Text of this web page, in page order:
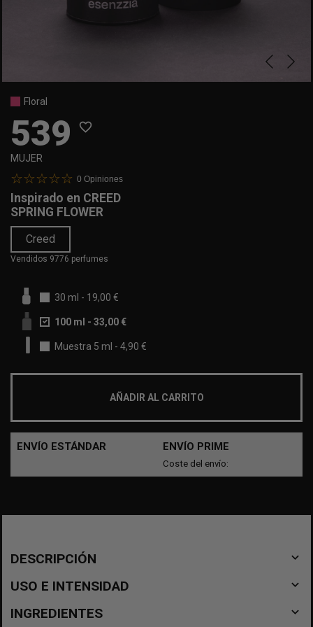
Floral
539 favorite_border
MUJER
0 Opiniones
Inspirado en CREED
SPRING FLOWER
Creed
Vendidos 9776 perfumes
30 ml - 19,00 €
100 ml - 33,00 €
Muestra 5 ml - 4,90 €
AÑADIR AL CARRITO
ENVÍO ESTÁNDAR ENVÍO PRIME
Coste del envío:
DESCRIPCIÓN navigate_before
USO E INTENSIDAD navigate_before
INGREDIENTES navigate_before